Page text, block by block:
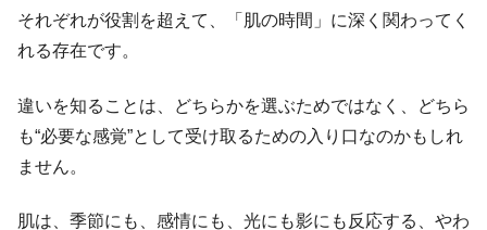
それぞれが役割を超えて、「肌の時間」に深く関わってく
れる存在です。
違いを知ることは、どちらかを選ぶためではなく、どちら
も“必要な感覚”として受け取るための入り口なのかもしれ
ません。
肌は、季節にも、感情にも、光にも影にも反応する、やわ